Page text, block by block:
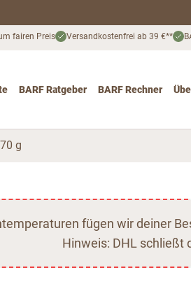
fairen Preis Versandkostenfrei ab 39 €**
BARF Ratgeber BARF Rechner
g
fügen wir deiner
Hinweis: DHL schließt